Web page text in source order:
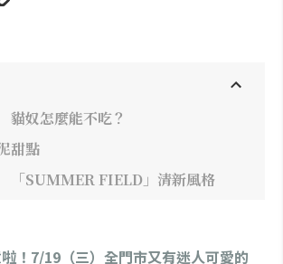
奴怎麼能不吃？
甜點
「SUMMER FIELD」清新風格
！7/19（三）全門市又有迷人可愛的